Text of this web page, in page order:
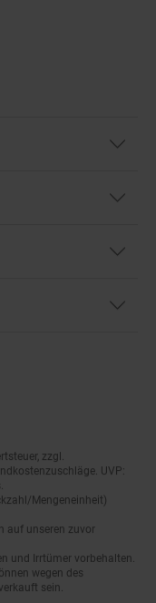
zzgl.
UVP:
Mengeneinheit)
unseren zuvor
und Irrtümer vorbehalten.
wegen des
sein.